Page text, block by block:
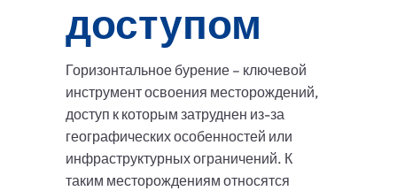
доступом
Горизонтальное бурение – ключевой
инструмент освоения месторождений,
доступ к которым затруднен из-за
географических особенностей или
инфраструктурных ограничений. К
таким месторождениям относятся